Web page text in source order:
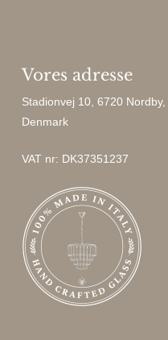
Vores adresse
Stadionvej 10, 6720
Denmark
VAT nr: DK37351237